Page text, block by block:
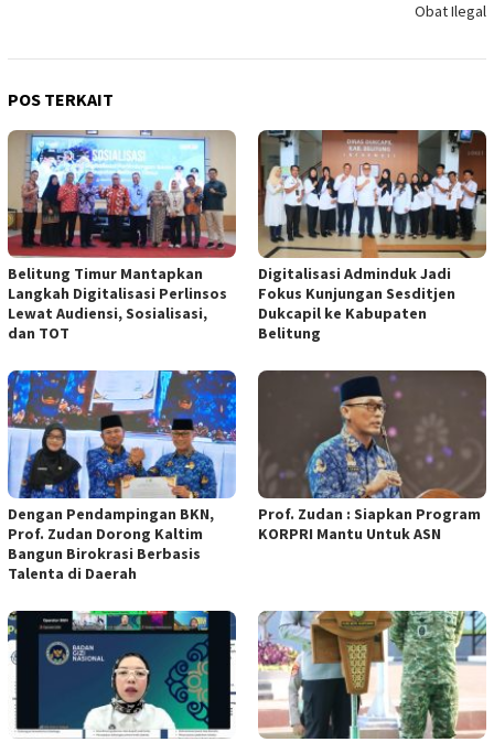
Obat Ilegal
POS TERKAIT
Belitung Timur Mantapkan
Langkah Digitalisasi Perlinsos
Lewat Audiensi, Sosialisasi,
dan TOT
Digitalisasi Adminduk Jadi
Fokus Kunjungan Sesditjen
Dukcapil ke Kabupaten
Belitung
Dengan Pendampingan BKN,
Prof. Zudan Dorong Kaltim
Bangun Birokrasi Berbasis
Talenta di Daerah
Prof. Zudan : Siapkan Program
KORPRI Mantu Untuk ASN